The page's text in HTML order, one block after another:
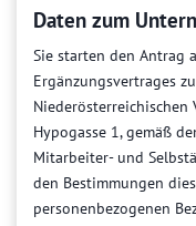
Daten zum
Sie starten den Antrag
Ergänzungsvertrages
Niederösterreichischen
Hypogasse 1, gemäß
Mitarbeiter- und
den Bestimmungen
personenbezogenen